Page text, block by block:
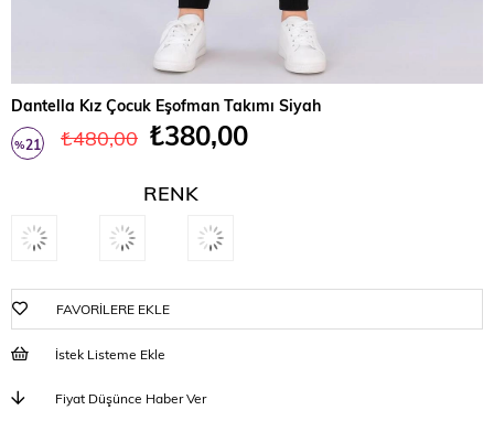
Dantella Kız Çocuk Eşofman Takımı Siyah
%21 ₺480,00 ₺380,00
RENK
FAVORILERE EKLE
İstek Listeme Ekle
Fiyat Düşünce Haber Ver